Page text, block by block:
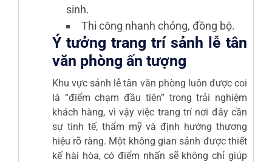
sinh.
Thi công nhanh chóng, đồng bộ.
Ý tưởng trang trí sảnh lễ tân
văn phòng ấn tượng
Khu vực sảnh lễ tân văn phòng luôn được coi
là “điểm chạm đầu tiên” trong trải nghiệm
khách hàng, vì vậy việc trang trí nơi đây cần
sự tinh tế, thẩm mỹ và định hướng thương
hiệu rõ ràng. Một không gian sảnh được thiết
kế hài hòa, có điểm nhấn sẽ không chỉ giúp